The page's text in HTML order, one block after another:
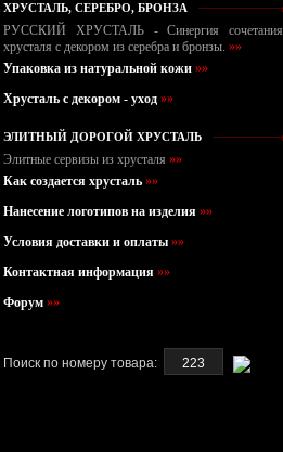
ХРУСТАЛЬ, СЕРЕБРО, БРОНЗА
РУССКИЙ ХРУСТАЛЬ - Синергия сочетания
хрусталя с декором из серебра и бронзы. »»
Упаковка из натуральной кожи »»
Хрусталь с декором - уход »»
ЭЛИТНЫЙ ДОРОГОЙ ХРУСТАЛЬ
Элитные сервизы из хрусталя »»
Как создается хрусталь »»
Нанесение логотипов на изделия »»
Условия доставки и оплаты »»
Контактная информация »»
Форум »»
Поиск по номеру товара: